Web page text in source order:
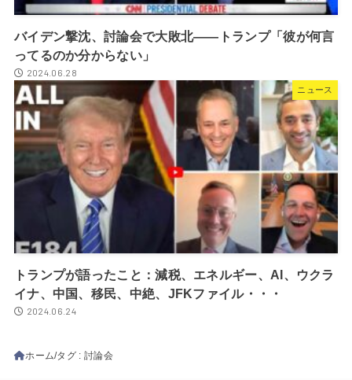
バイデン撃沈、討論会で大敗北――トランプ「彼が何言
ってるのか分からない」
2024.06.28
ニュース
トランプが語ったこと：減税、エネルギー、AI、ウクラ
イナ、中国、移民、中絶、JFKファイル・・・
2024.06.24
ホーム タグ : 討論会